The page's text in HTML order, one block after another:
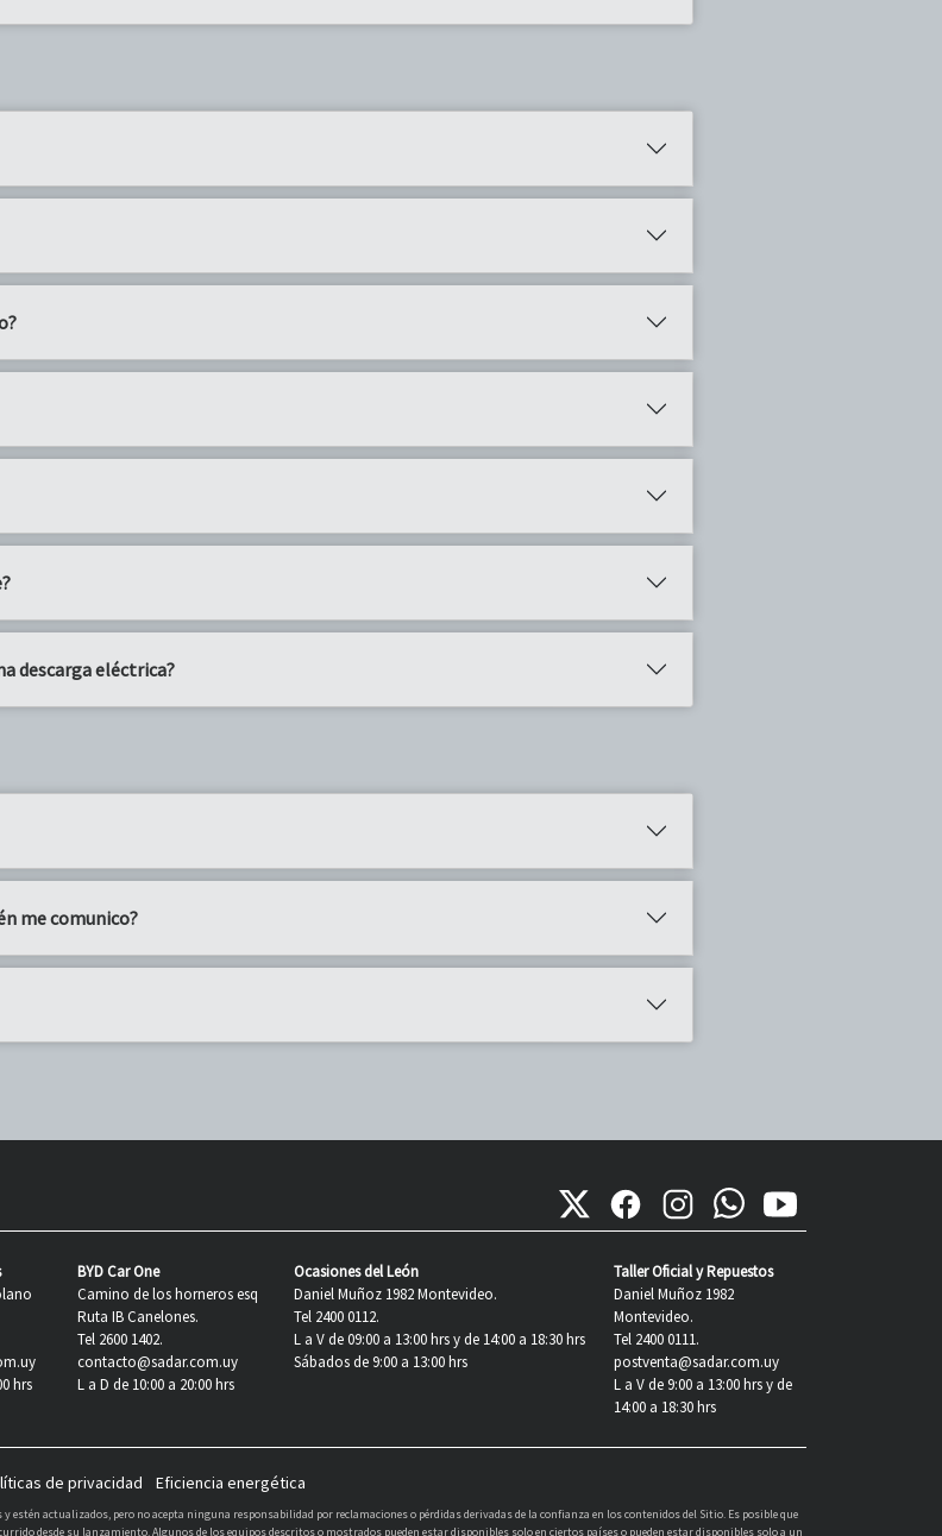
descarga eléctrica?
me comunico?
hrs
BYD Car One
Camino de los horneros esq
Ruta IB Canelones.
Tel 2600 1402.
contacto@sadar.com.uy
L a D de 10:00 a 20:00 hrs
Ocasiones del León
Daniel Muñoz 1982 Montevideo.
Tel 2400 0112.
L a V de 09:00 a 13:00 hrs y de 14:00 a 18:30 hrs
Sábados de 9:00 a 13:00 hrs
Taller Oficial y Repuestos
Daniel Muñoz 1982
Montevideo.
Tel 2400 0111.
postventa@sadar.com.uy
L a V de 9:00 a 13:00 hrs y de
14:00 a 18:30 hrs
de privacidad Eficiencia energética
actualizados, pero no acepta ninguna responsabilidad por reclamaciones o pérdidas derivadas de la confianza en los contenidos del Sitio. Es posible que
desde su lanzamiento. Algunos de los equipos descritos o mostrados pueden estar disponibles solo en ciertos países o pueden estar disponibles solo a un